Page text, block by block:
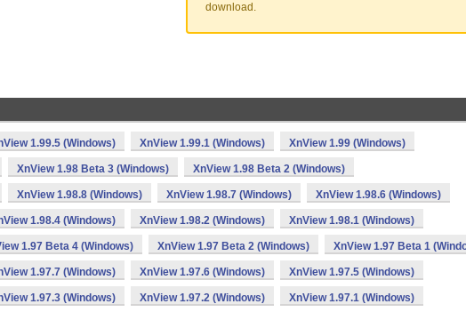
download.
1.99.5 (Windows) XnView 1.99.1 (Windows) XnView 1.99 (Windows)
XnView 1.98 Beta 3 (Windows) XnView 1.98 Beta 2 (Windows)
XnView 1.98.8 (Windows) XnView 1.98.7 (Windows) XnView 1.98.6 (Windows)
1.98.4 (Windows) XnView 1.98.2 (Windows) XnView 1.98.1 (Windows)
1.97 Beta 4 (Windows) XnView 1.97 Beta 2 (Windows) XnView 1.97 Beta 1
1.97.7 (Windows) XnView 1.97.6 (Windows) XnView 1.97.5 (Windows)
1.97.3 (Windows) XnView 1.97.2 (Windows) XnView 1.97.1 (Windows)